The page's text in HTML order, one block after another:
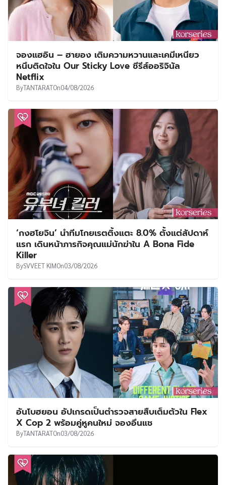
จองแฮอิน – ฮายอง เติมความหวานและเคมีเหนียว
หนึบติดใจใน Our Sticky Love ซีรีส์ออริจินัล
Netflix
ByTANTARATOn04/08/2026
‘กงฮโยจิน’ นำทีมโกยเรตติ้งแตะ 8.0% ตั้งแต่สัปดาห์
แรก เดินหน้าภารกิจคุณแม่นักฆ่าใน A Bona Fide
Killer
BySVVEET KIMOn03/08/2026
อันโบฮยอน อัปเกรดเป็นตำรวจสายสืบเต็มตัวใน Flex
X Cop 2 พร้อมคู่หูคนใหม่ จองอึนแช
ByTANTARATOn03/08/2026